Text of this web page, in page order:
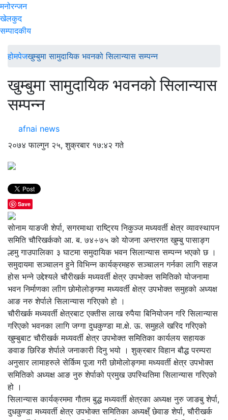
मनोरन्जन
खेलकुद
सम्पादकीय
होमपेजखुम्बुमा सामुदायिक भवनको सिलान्यास सम्पन्न
खुम्बुमा सामुदायिक भवनको सिलान्यास
सम्पन्न
afnai news
२०७४ फाल्गुन २५, शुक्रबार १७:४२ गते
Save
सोनाम याङजी शेर्पा, सगरमाथा राष्ट्रिय निकुञ्ज मध्यवर्ती क्षेत्र व्यावस्थापन
समिति चौरिखर्कको आ. ब. ७४÷७५ को योजना अन्तरगत खुम्बु पासाङ्ग
ल्हमु गाउपालिका ३ घाटमा समुदायिक भवन सिलान्यास सम्पन्न भएको छ ।
समुदायमा सञ्चालन हुने विभिन्न कार्यक्रमहरु सञ्चालन गर्नका लागि सहज
होस भन्ने उद्देश्यले चौरीखर्क मध्यवर्ती क्षेत्र उपभोक्त समितिको योजनामा
भवन निर्माणका लाीग छोमोलोङ्गमा मध्यवर्ती क्षेत्र उपभोक्त समुहको अध्यक्ष
आङ नरु शेर्पाले सिलान्यास गरिएको हो ।
चौरीखर्क मध्यवर्ती क्षेत्रबाट एक्तीस लाख रुपैया बिनियोजन गरि सिलान्यास
गरिएको भवनका लागि जग्गा दुधकुण्डा मा.क्षे. ऊ. समुहले खरिद गरिएको
खुम्बुबाट चौरीखर्क मध्यवर्ती क्षेत्र उपभोक्त समितिका कार्यलय सहायक
ङवाङ छिरिङ शेर्पाले जनाकारी दिनु भयो । शुक्रबार विहान बौद्ध परम्परा
अनुसार लामाहरुले सेर्किम पूजा गरी छोमोलोङ्गमा मध्यवर्ती क्षेत्र उपभोक्त
समितिको अध्यक्ष आङ नुरु शेर्पाको प्रमुख उपस्थितिमा सिलान्यास गरिएको
हो ।
सिलान्यास कार्यक्रममा गौतम बुद्ध मध्यवर्ती क्षेत्रका अध्यक्ष नुरु जाङबु शेर्पा,
दुधकुण्डा मध्यवर्ती क्षेत्र उपभोक्त समितिका अध्यक्ष्ँ छेवाङ शेर्पा, चौरीखर्क